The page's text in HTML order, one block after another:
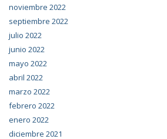
noviembre 2022
septiembre 2022
julio 2022
junio 2022
mayo 2022
abril 2022
marzo 2022
febrero 2022
enero 2022
diciembre 2021